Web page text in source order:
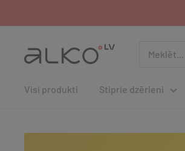
Visi produkti Stiprie dzērieni